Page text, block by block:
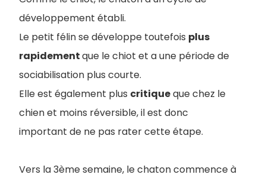
développement établi.
Le petit félin se développe toutefois plus
rapidementque le chiot et a une période de
sociabilisation plus courte.
Elle est également plus critiqueque chez le
chien et moins réversible, il est donc
important de ne pas rater cette étape.
Vers la 3ème semaine, le chaton commence à